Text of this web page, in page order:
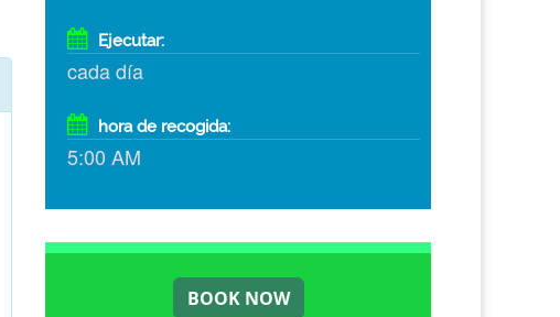
Ejecutar:
cada día
hora de recogida:
5:00 AM